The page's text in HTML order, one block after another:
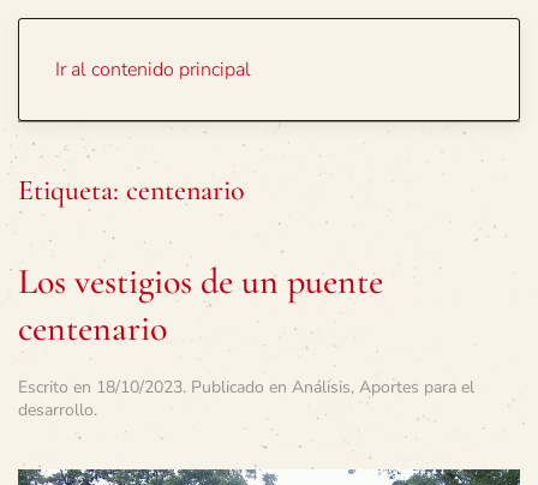
Ir al contenido principal
Etiqueta: centenario
Los vestigios de un puente
centenario
Escrito en 18/10/2023. Publicado en Análisis, Aportes para el
desarrollo.